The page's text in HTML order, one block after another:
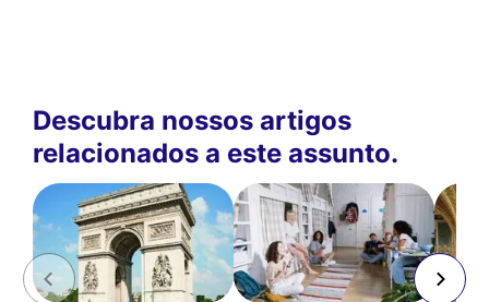
Descubra nossos artigos
relacionados a este assunto.